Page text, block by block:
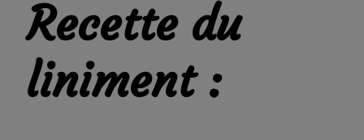
Recette du
liniment :